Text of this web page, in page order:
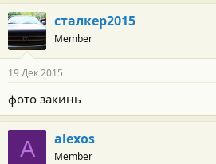
сталкер2015
Member
19 Дек 2015
фото закинь
A alexos
Member